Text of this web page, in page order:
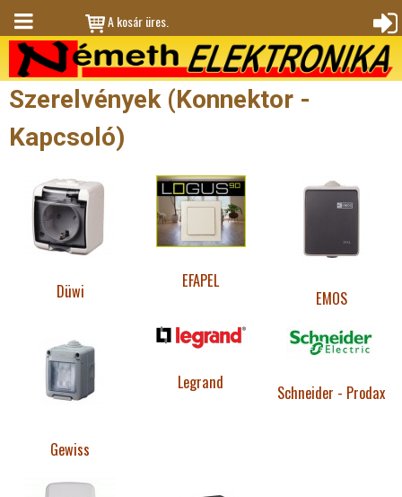
A kosár üres.
Bejele
ntkez
Szerelvények (Konnektor -
Kapcsoló)
Düwi
EFAPEL
EMOS
Gewiss
Legrand Schneider - Prodax
M
en
ü